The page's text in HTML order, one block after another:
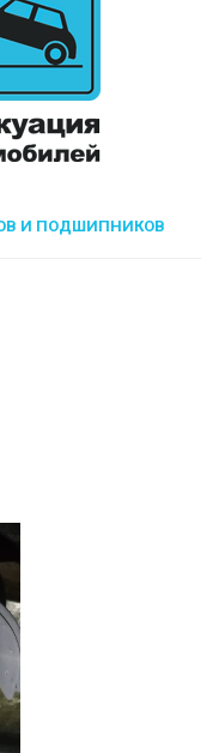
И ПОДШИПНИКОВ